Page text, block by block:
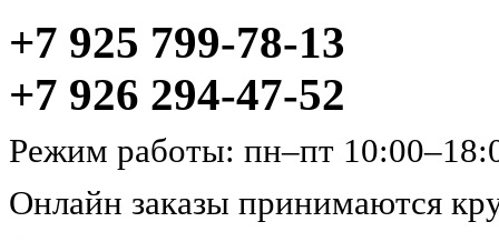
+7 925 799-78-13
+7 926 294-47-52
Режим работы: пн–пт
Онлайн заказы принимаются